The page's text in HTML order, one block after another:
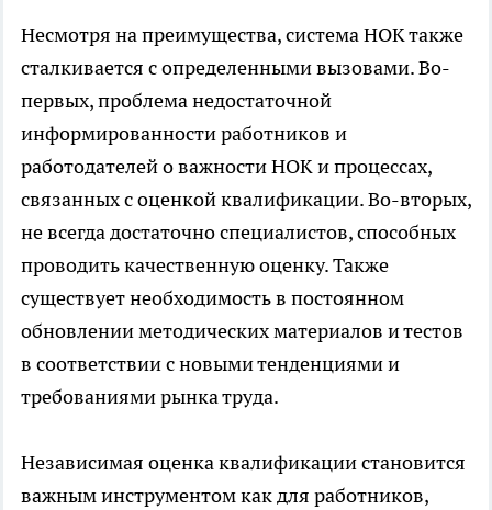
Несмотря на преимущества, система НОК также
сталкивается с определенными вызовами. Во-
первых, проблема недостаточной
информированности работников и
работодателей о важности НОК и процессах,
связанных с оценкой квалификации. Во-вторых,
не всегда достаточно специалистов, способных
проводить качественную оценку. Также
существует необходимость в постоянном
обновлении методических материалов и тестов
в соответствии с новыми тенденциями и
требованиями рынка труда.
Независимая оценка квалификации становится
важным инструментом как для работников,